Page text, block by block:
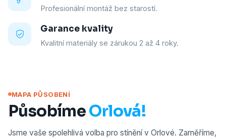
Profesionální montáž bez starostí.
Garance kvality
Kvalitní materiály se zárukou 2 až 4 roky.
MAPA PŮSOBENÍ
PůsobímeOrlová!
Jsme vaše spolehlivá volba pro stínění v Orlové. Zaměříme,